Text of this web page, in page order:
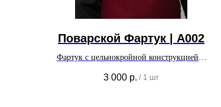
Поварской Фартук | A002
Фартук с цельнокройной конструкцией и
фиксации и защиты
3 000 р. / 1 шт